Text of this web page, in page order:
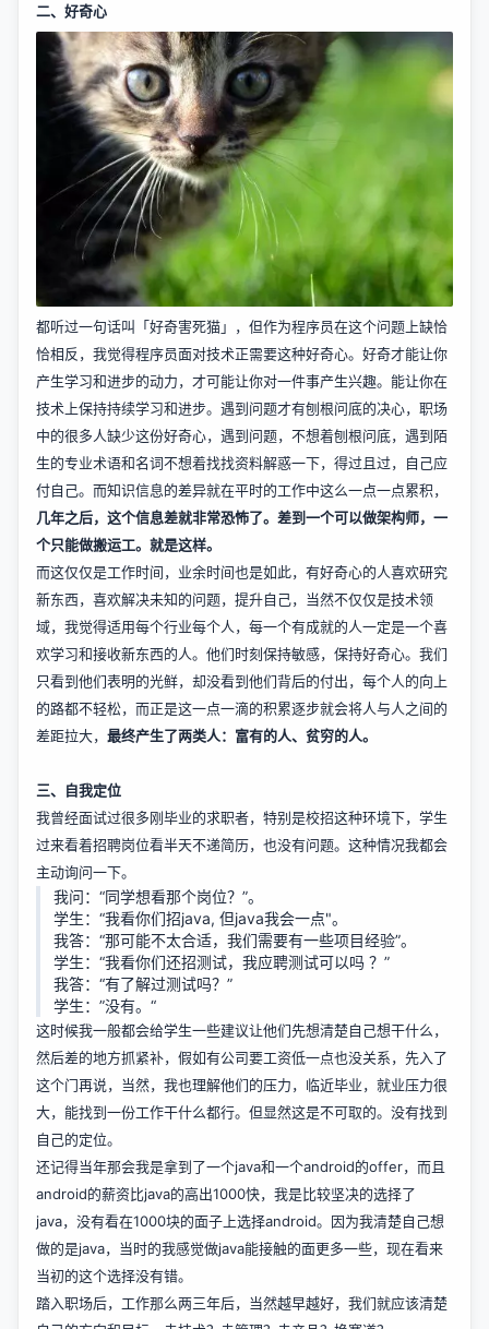
二、好奇心
都听过一句话叫「好奇害死猫」，但作为程序员在这个问题上缺恰
恰相反，我觉得程序员面对技术正需要这种好奇心。好奇才能让你
产生学习和进步的动力，才可能让你对一件事产生兴趣。能让你在
技术上保持持续学习和进步。遇到问题才有刨根问底的决心，职场
中的很多人缺少这份好奇心，遇到问题，不想着刨根问底，遇到陌
生的专业术语和名词不想着找找资料解惑一下，得过且过，自己应
付自己。而知识信息的差异就在平时的工作中这么一点一点累积，
几年之后，这个信息差就非常恐怖了。差到一个可以做架构师，一
个只能做搬运工。就是这样。
而这仅仅是工作时间，业余时间也是如此，有好奇心的人喜欢研究
新东西，喜欢解决未知的问题，提升自己，当然不仅仅是技术领
域，我觉得适用每个行业每个人，每一个有成就的人一定是一个喜
欢学习和接收新东西的人。他们时刻保持敏感，保持好奇心。我们
只看到他们表明的光鲜，却没看到他们背后的付出，每个人的向上
的路都不轻松，而正是这一点一滴的积累逐步就会将人与人之间的
差距拉大， 最终产生了两类人：富有的人、贫穷的人。
三、自我定位
我曾经面试过很多刚毕业的求职者，特别是校招这种环境下，学生
过来看着招聘岗位看半天不递简历，也没有问题。这种情况我都会
主动询问一下。
我问：“同学想看那个岗位？”。
学生：“我看你们招java, 但java我会一点"。
我答：“那可能不太合适，我们需要有一些项目经验”。
学生：“我看你们还招测试，我应聘测试可以吗 ？”
我答：“有了解过测试吗？”
学生：”没有。“
这时候我一般都会给学生一些建议让他们先想清楚自己想干什么，
然后差的地方抓紧补，假如有公司要工资低一点也没关系，先入了
这个门再说，当然，我也理解他们的压力，临近毕业，就业压力很
大，能找到一份工作干什么都行。但显然这是不可取的。没有找到
自己的定位。
还记得当年那会我是拿到了一个java和一个android的offer，而且
android的薪资比java的高出1000快，我是比较坚决的选择了
java，没有看在1000块的面子上选择android。因为我清楚自己想
做的是java，当时的我感觉做java能接触的面更多一些，现在看来
当初的这个选择没有错。
踏入职场后，工作那么两三年后，当然越早越好，我们就应该清楚